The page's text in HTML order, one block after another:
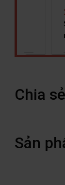
Chia
Sản